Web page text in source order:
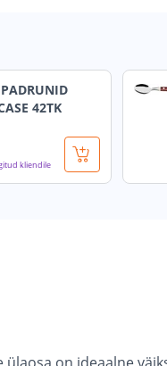
42TK
kliendile